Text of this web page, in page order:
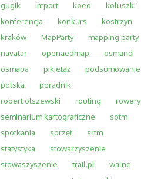
gugik
import koed
koluszki
konferencja
konkurs
kostrzyn
kraków
MapParty
mapping party
navatar
openaedmap
osmand
osmapa
pikietaż
podsumowanie
polska
poradnik
robert olszewski
routing
rowery
seminarium kartograficzne
sotm
spotkania
sprzęt
srtm
statystyka
stowarzyszenie
stowaszyszenie
trail.pl
walne